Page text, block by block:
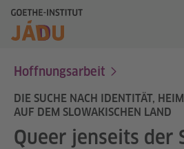
Hoffnungsarbeit
DIE SUCHE NACH IDENTITÄT,
AUF DEM SLOWAKISCHEN LAND
Queer jenseits der